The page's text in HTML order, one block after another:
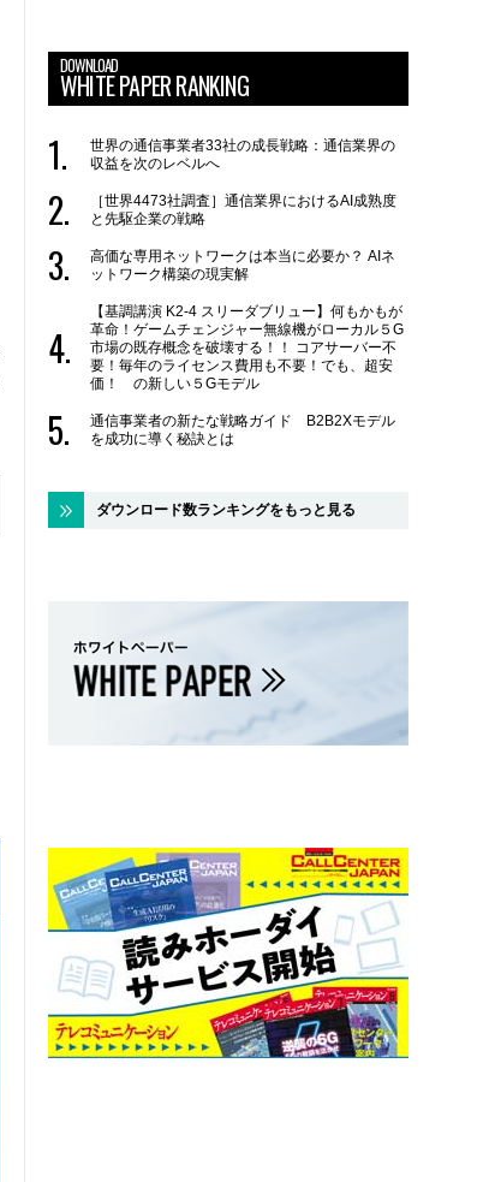
DOWNLOAD
WHITE PAPER RANKING
世界の通信事業者33社の成長戦略：通信業界の
収益を次のレベルへ
［世界4473社調査］通信業界におけるAI成熟度
と先駆企業の戦略
高価な専用ネットワークは本当に必要か？ AIネ
ットワーク構築の現実解
【基調講演 K2-4 スリーダブリュー】何もかもが
革命！ゲームチェンジャー無線機がローカル５G
市場の既存概念を破壊する！！ コアサーバー不
要！毎年のライセンス費用も不要！でも、超安
価！ の新しい５Gモデル
通信事業者の新たな戦略ガイド B2B2Xモデル
を成功に導く秘訣とは
ダウンロード数ランキングをもっと見る